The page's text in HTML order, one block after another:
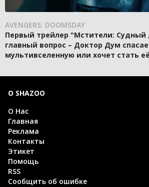
AVENGERS: DOOMSDAY
Первый трейлер "Мстители:
главный вопрос – Доктор Дум
мультивселенную или хочет стать
О SHAZOO
О Нас
Главная
Реклама
Контакты
Этикет
Помощь
RSS
Сообщить об ошибке